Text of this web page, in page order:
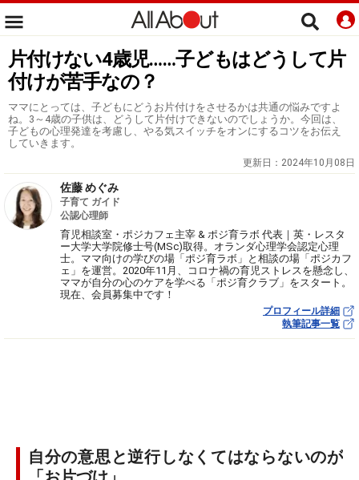
片付けない4歳児……子どもはどうして片
付けが苦手なの？
ママにとっては、子どもにどうお片付けをさせるかは共通の悩みですよ
ね。3～4歳の子供は、どうして片付けできないのでしょうか。今回は、
子どもの心理発達を考慮し、やる気スイッチをオンにするコツをお伝え
していきます。
更新日： 2024年10月08日
佐藤 めぐみ
子育て ガイド
公認心理師
育児相談室・ポジカフェ主宰 & ポジ育ラボ 代表｜英・レスタ
ー大学大学院修士号(MSc)取得。オランダ心理学会認定心理
士。ママ向けの学びの場「ポジ育ラボ」と相談の場「ポジカフ
ェ」を運営。2020年11月、コロナ禍の育児ストレスを懸念し、
ママが自分の心のケアを学べる「ポジ育クラブ」をスタート。
現在、会員募集中です！
プロフィール詳細
執筆記事一覧
自分の意思と逆行しなくてはならないのが